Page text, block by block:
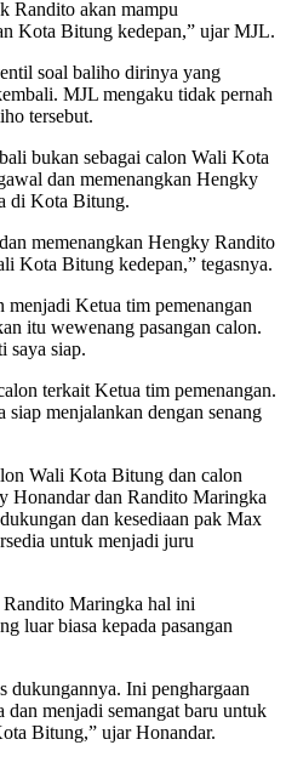
Randito akan mampu
Kota Bitung kedepan,” ujar MJL.
soal baliho dirinya yang
MJL mengaku tidak pernah
tersebut.
bukan sebagai calon Wali Kota
dan memenangkan Hengky
di Kota Bitung.
memenangkan Hengky Randito
Kota Bitung kedepan,” tegasnya.
menjadi Ketua tim pemenangan
itu wewenang pasangan calon.
saya siap.
terkait Ketua tim pemenangan.
menjalankan dengan senang
Wali Kota Bitung dan calon
dan Randito Maringka
dan kesediaan pak Max
untuk menjadi juru
Maringka hal ini
luar biasa kepada pasangan
dukungannya. Ini penghargaan
menjadi semangat baru untuk
Bitung,” ujar Honandar.